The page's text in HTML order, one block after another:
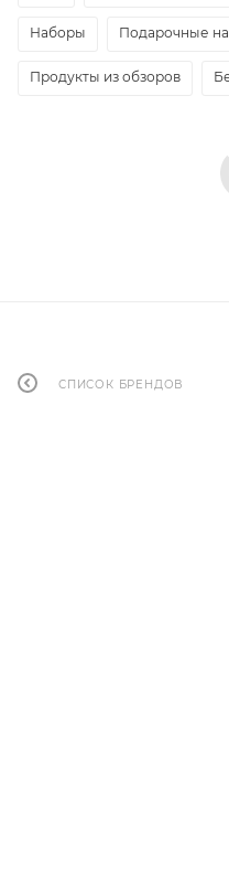
Наборы Подарочные
Продукты из обзоров
СПИСОК БРЕНДОВ